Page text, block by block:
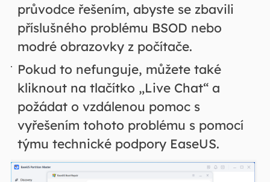
průvodce řešením, abyste se zbavili
příslušného problému BSOD nebo
modré obrazovky z počítače.
Pokud to nefunguje, můžete také
kliknout na tlačítko „Live Chat“ a
požádat o vzdálenou pomoc s
vyřešením tohoto problému s pomocí
týmu technické podpory EaseUS.